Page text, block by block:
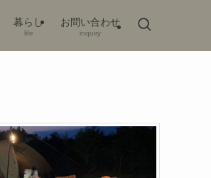
暮らし
life
お問い合わせ
inquiry